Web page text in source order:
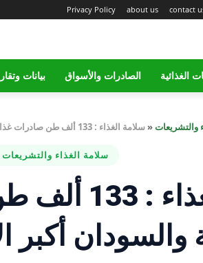
Privacy Policy about us contact
الغذائية الصادرات والأسواق بيانات
والتشريعات«سلامة الغذاء : 133 ألف طن صادرات غذائية والسعودية والسودان أكبر الأسواق المستقبلة
سلامة الغذاء والتشريعات
سلامة
والسودان أكبر